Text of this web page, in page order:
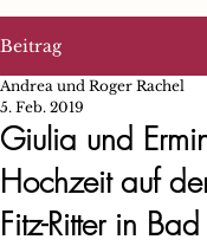
Beitrag
Giulia und
Hochzeit auf
Fitz-Ritter in
Andrea und Roger Rachel
5. Feb. 2019